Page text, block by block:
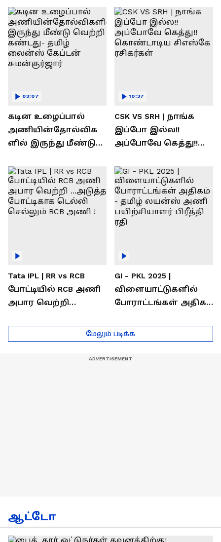
கடின உழைப்பால்
அணியின்தோல்விக
ளில் இருந்து மீண்டு
தமிழ் லைன்ஸ்
கேப்டன் சுமன்குர்ஜார்
03:07
CSK VS SRH | நாங்க
இப்போ இல்ல!!
அப்போவே கெத்து!!
சிஎஸ்கே ரசிகர்கள்
10:37
Tata IPL | RR vs RCB
போட்டியில் RCB அணி
அபார வெற்றி
டெல்லி செல்லும் RCB
அணி !
GI - PKL 2025 |
விளையாட்டுகளில்
போராட்டங்கள் அதிகம்
பயிற்சியாளர் பிரீத்தி
ரதி
மேலும் படிக்க
ஆட்டோ